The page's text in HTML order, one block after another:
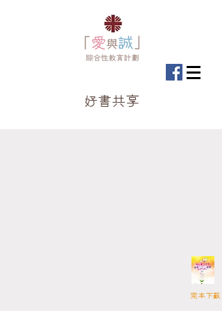
好書共享
​完本下載